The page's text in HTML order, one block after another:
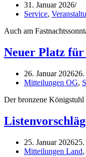
31. Januar 2026
Service,
Auch am
Neuer Platz
26. Januar 2026
Mitteilungen OG,
Der bronzene Königstuhl
25. Januar 2026
Mitteilungen Land,